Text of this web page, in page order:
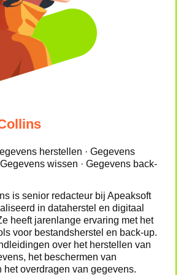
herstellen · Gegevens
wissen · Gegevens back-
is senior redacteur bij Apeaksoft
in dataherstel en digitaal
heeft jarenlange ervaring met het
voor bestandsherstel en back-up.
over het herstellen van
het beschermen van
het overdragen van gegevens.